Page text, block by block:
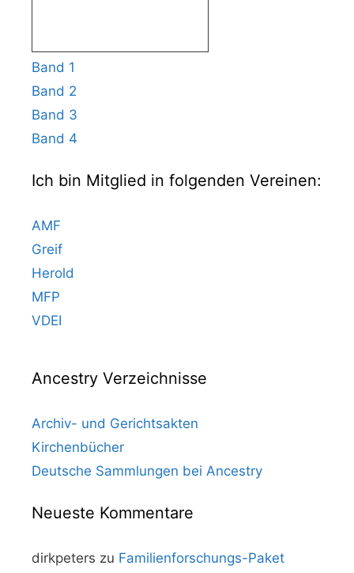
Band 1
Band 2
Band 3
Band 4
Ich bin Mitglied in folgenden Vereinen:
AMF
Greif
Herold
MFP
VDEI
Ancestry Verzeichnisse
Archiv- und Gerichtsakten
Kirchenbücher
Deutsche Sammlungen bei Ancestry
Neueste Kommentare
dirkpeters zu Familienforschungs-Paket